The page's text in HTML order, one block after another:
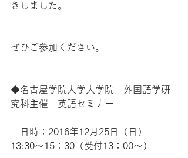
きしました。
ぜひご参加ください。
◆名古屋学院大学大学院　外国語学研
究科主催　英語セミナー
日時：2016年12月25日（日）
13:30～15：30（受付13：00～）